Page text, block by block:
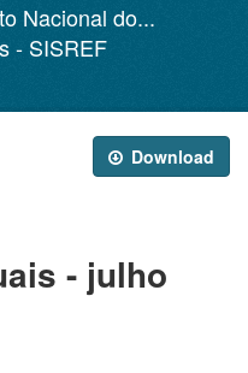
Nacional do...
- SISREF
Download
- julho